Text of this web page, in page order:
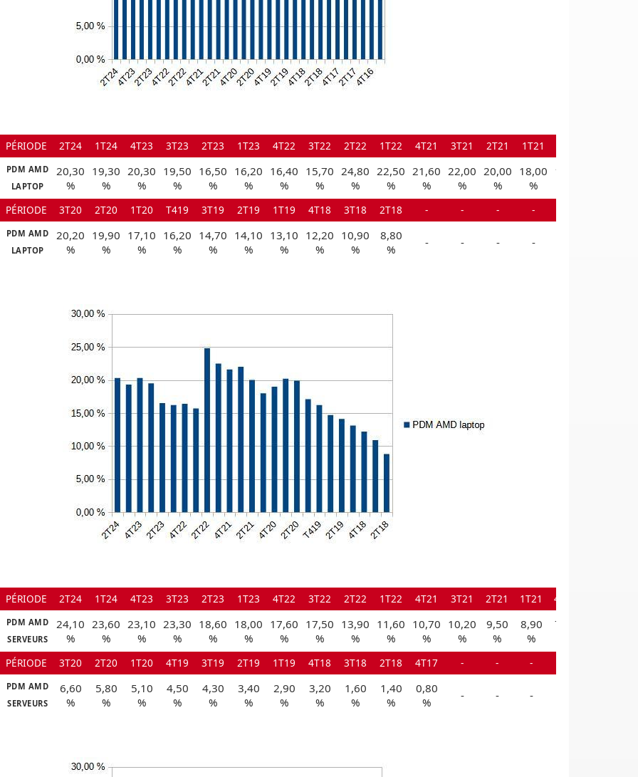
PÉRIODE 2T24 1T24 4T23 3T23 2T23 1T23 4T22 3T22 2T22 1T22 4T21 3T21 2T21 1T21
PDM AMD
LAPTOP
20,30
%
19,30
%
20,30
%
19,50
%
16,50
%
16,20
%
16,40
%
15,70
%
24,80
%
22,50
%
21,60
%
22,00
%
20,00
%
18,00
%
19,00
PÉRIODE 3T20 2T20 1T20 T419 3T19 2T19 1T19 4T18 3T18 2T18 - - - -
PDM AMD
LAPTOP
20,20
%
19,90
%
17,10
%
16,20
%
14,70
%
14,10
%
13,10
%
12,20
%
10,90
%
8,80
%
- - - -
PÉRIODE 2T24 1T24 4T23 3T23 2T23 1T23 4T22 3T22 2T22 1T22 4T21 3T21 2T21 1T21 4T20
PDM AMD
SERVEURS
24,10
%
23,60
%
23,10
%
23,30
%
18,60
%
18,00
%
17,60
%
17,50
%
13,90
%
11,60
%
10,70
%
10,20
%
9,50
%
8,90
%
7,10
PÉRIODE 3T20 2T20 1T20 4T19 3T19 2T19 1T19 4T18 3T18 2T18 4T17 - - -
PDM AMD
SERVEURS
6,60
%
5,80
%
5,10
%
4,50
%
4,30
%
3,40
%
2,90
%
3,20
%
1,60
%
1,40
%
0,80
%
- - -